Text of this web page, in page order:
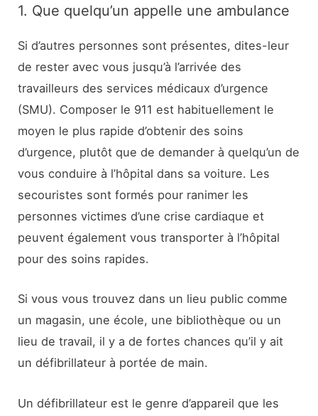
1. Que quelqu’un appelle une ambulance
Si d’autres personnes sont présentes, dites-leur
de rester avec vous jusqu’à l’arrivée des
travailleurs des services médicaux d’urgence
(SMU). Composer le 911 est habituellement le
moyen le plus rapide d’obtenir des soins
d’urgence, plutôt que de demander à quelqu’un de
vous conduire à l’hôpital dans sa voiture. Les
secouristes sont formés pour ranimer les
personnes victimes d’une crise cardiaque et
peuvent également vous transporter à l’hôpital
pour des soins rapides.
Si vous vous trouvez dans un lieu public comme
un magasin, une école, une bibliothèque ou un
lieu de travail, il y a de fortes chances qu’il y ait
un défibrillateur à portée de main.
Un défibrillateur est le genre d’appareil que les